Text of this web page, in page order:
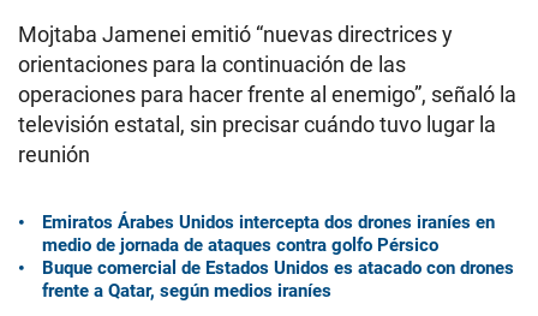
Mojtaba Jamenei emitió “nuevas directrices y
orientaciones para la continuación de las
operaciones para hacer frente al enemigo”, señaló la
televisión estatal, sin precisar cuándo tuvo lugar la
reunión
Emiratos Árabes Unidos intercepta dos drones iraníes en
medio de jornada de ataques contra golfo Pérsico
Buque comercial de Estados Unidos es atacado con drones
frente a Qatar, según medios iraníes